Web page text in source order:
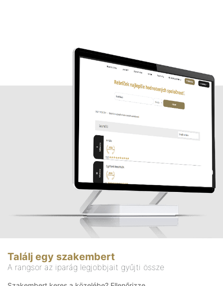
Találj egy szakembert
A rangsor az iparág legjobbjait gyűjti össze